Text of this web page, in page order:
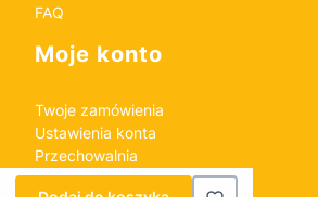
FAQ
Moje konto
Twoje zamówienia
Ustawienia konta
Przechowalnia